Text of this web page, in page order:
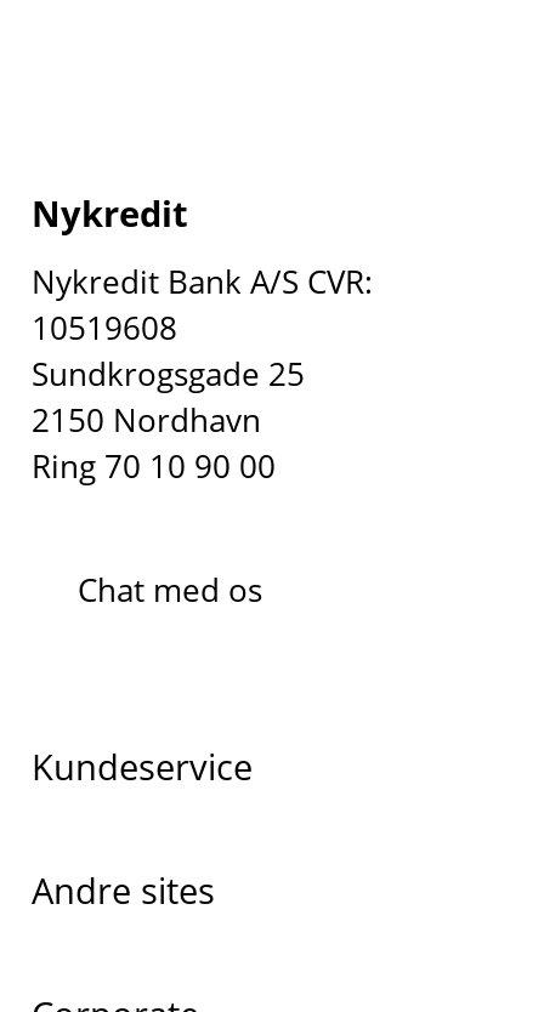
Nykredit
Nykredit Bank A/S CVR:
10519608
Sundkrogsgade 25
2150 Nordhavn
Ring 70 10 90 00
Chat med os
Kundeservice
Andre sites